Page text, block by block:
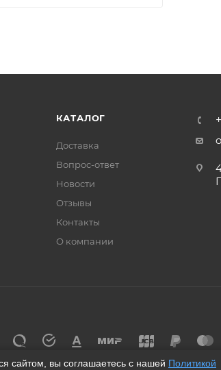
КАТАЛОГ
Доставка
Вопрос-ответ
Новости
Отзывы
Контакты
О компании
сайтом, вы соглашаетесь с нашей Политикой